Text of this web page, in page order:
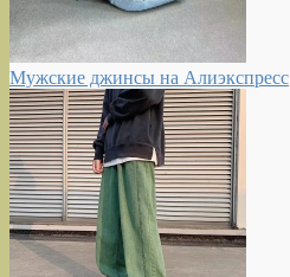
Мужские джинсы на Алиэкспресс